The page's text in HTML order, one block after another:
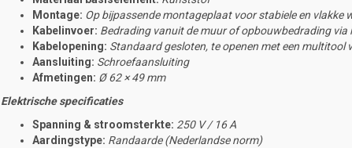
Montage: Op bijpassende montageplaat voor stabiele en vlakke
Kabelinvoer: Bedrading vanuit de muur of opbouwbedrading via
Kabelopening: Standaard gesloten, te openen met een multitool
Aansluiting: Schroefaansluiting
Afmetingen: Ø 62 × 49 mm
Elektrische specificaties
Spanning & stroomsterkte: 250 V / 16 A
Aardingstype: Randaarde (Nederlandse norm)